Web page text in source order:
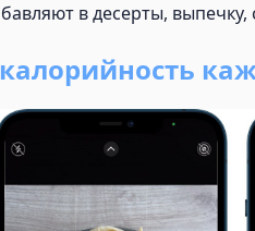
в десерты,